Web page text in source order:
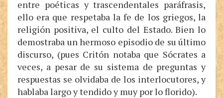
entre poéticas y trascendentales paráfrasis,
ello era que respetaba la fe de los griegos, la
religión positiva, el culto del Estado. Bien lo
demostraba un hermoso episodio de su último
discurso, (pues Critón notaba que Sócrates a
veces, a pesar de su sistema de preguntas y
respuestas se olvidaba de los interlocutores, y
hablaba largo y tendido y muy por lo florido).